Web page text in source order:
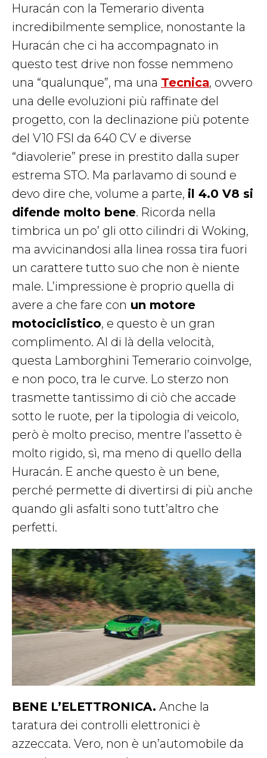
Huracán con la Temerario diventa
incredibilmente semplice, nonostante la
Huracán che ci ha accompagnato in
questo test drive non fosse nemmeno
una “qualunque”, ma una Tecnica, ovvero
una delle evoluzioni più raffinate del
progetto, con la declinazione più potente
del V10 FSI da 640 CV e diverse
“diavolerie” prese in prestito dalla super
estrema STO. Ma parlavamo di sound e
devo dire che, volume a parte, il 4.0 V8 si
difende molto bene. Ricorda nella
timbrica un po’ gli otto cilindri di Woking,
ma avvicinandosi alla linea rossa tira fuori
un carattere tutto suo che non è niente
male. L’impressione è proprio quella di
avere a che fare con un motore
motociclistico, e questo è un gran
complimento. Al di là della velocità,
questa Lamborghini Temerario coinvolge,
e non poco, tra le curve. Lo sterzo non
trasmette tantissimo di ciò che accade
sotto le ruote, per la tipologia di veicolo,
però è molto preciso, mentre l’assetto è
molto rigido, sì, ma meno di quello della
Huracán. E anche questo è un bene,
perché permette di divertirsi di più anche
quando gli asfalti sono tutt’altro che
perfetti.
BENE L’ELETTRONICA. Anche la
taratura dei controlli elettronici è
azzeccata. Vero, non è un’automobile da